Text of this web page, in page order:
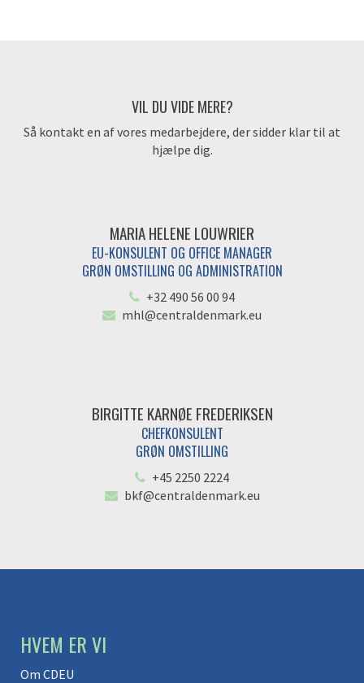
VIL DU VIDE MERE?
Så kontakt en af vores medarbejdere, der sidder klar til at
hjælpe dig.
MARIA HELENE LOUWRIER
EU-KONSULENT OG OFFICE MANAGER
GRØN OMSTILLING OG ADMINISTRATION
+32 490 56 00 94
mhl@centraldenmark.eu
BIRGITTE KARNØE FREDERIKSEN
CHEFKONSULENT
GRØN OMSTILLING
+45 2250 2224
bkf@centraldenmark.eu
HVEM ER VI
Om CDEU